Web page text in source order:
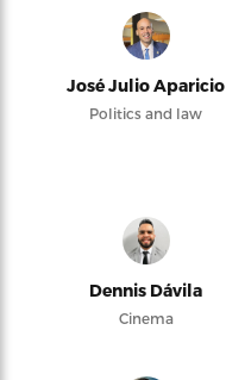
José Julio Aparicio
Politics and law
Dennis Dávila
Cinema